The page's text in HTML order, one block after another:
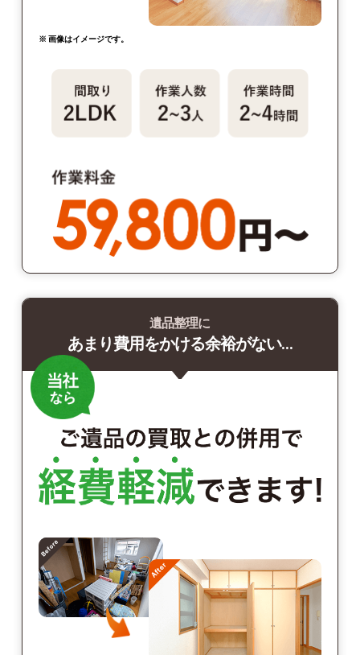
※ 画像はイメージです。
遺品整理に
あまり費用をかける余裕がない…